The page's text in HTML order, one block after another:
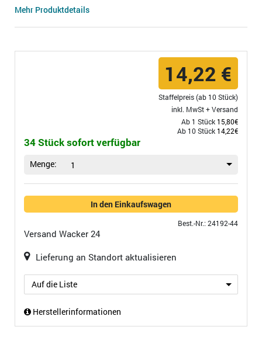
Mehr Produktdetails
14,22 €
Staffelpreis (ab 10 Stück)
inkl. MwSt +Versand
Ab 1 Stück 15,80€
Ab 10 Stück 14,22€
34 Stück sofort verfügbar
Menge: 1
In den Einkaufswagen
Best.-Nr.: 24192-44
Versand Wacker 24
Lieferung an Standort aktualisieren
Auf die Liste
Herstellerinformationen